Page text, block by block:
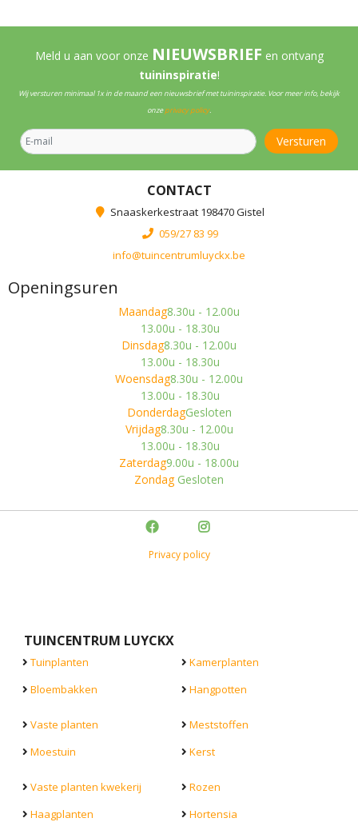
Meld u aan voor onze NIEUWSBRIEF en ontvang
tuininspiratie!
Wij versturen minimaal 1x in de maand een nieuwsbrief met tuininspiratie. Voor meer info, bekijk
onzeprivacy policy.
CONTACT
Snaaskerkestraat 198470 Gistel
059/27 83 99
info@tuincentrumluyckx.be
Openingsuren
Maandag8.30u - 12.00u
13.00u - 18.30u
Dinsdag8.30u - 12.00u
13.00u - 18.30u
Woensdag8.30u - 12.00u
13.00u - 18.30u
DonderdagGesloten
Vrijdag8.30u - 12.00u
13.00u - 18.30u
Zaterdag9.00u - 18.00u
Zondag Gesloten
Privacy policy
TUINCENTRUM LUYCKX
Tuinplanten
Kamerplanten
Bloembakken
Hangpotten
Vaste planten
Meststoffen
Moestuin
Kerst
Vaste planten kwekerij
Rozen
Haagplanten
Hortensia